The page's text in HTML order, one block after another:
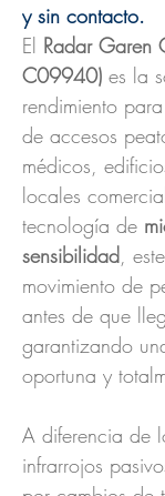
y sin contacto.
El Radar Garen
C09940) es la
rendimiento
de accesos
médicos,
locales
tecnología de
sensibilidad,
movimiento de
antes de que
garantizando
oportuna y
A diferencia de
infrarrojos